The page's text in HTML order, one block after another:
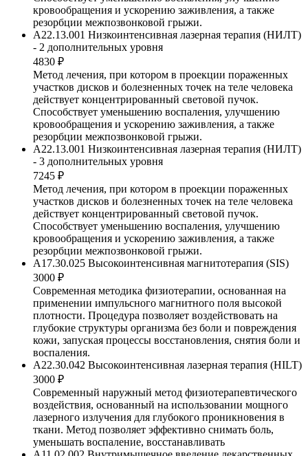
кровообращения и ускорению заживления, а также
резорбции межпозвонковой грыжи.
A22.13.001 Низкоинтенсивная лазерная терапия (НИЛТ)
- 2 дополнительных уровня
4830 ₽
Метод лечения, при котором в проекции пораженных
участков дисков и болезненных точек на теле человека
действует концентрированный световой пучок.
Способствует уменьшению воспаления, улучшению
кровообращения и ускорению заживления, а также
резорбции межпозвонковой грыжи.
A22.13.001 Низкоинтенсивная лазерная терапия (НИЛТ)
- 3 дополнительных уровня
7245 ₽
Метод лечения, при котором в проекции пораженных
участков дисков и болезненных точек на теле человека
действует концентрированный световой пучок.
Способствует уменьшению воспаления, улучшению
кровообращения и ускорению заживления, а также
резорбции межпозвонковой грыжи.
A17.30.025 Высокоинтенсивная магнитотерапия (SIS)
3000 ₽
Современная методика физиотерапии, основанная на
применении импульсного магнитного поля высокой
плотности. Процедура позволяет воздействовать на
глубокие структуры организма без боли и повреждения
кожи, запуская процессы восстановления, снятия боли и
воспаления.
А22.30.042 Высокоинтенсивная лазерная терапия (HILT)
3000 ₽
Современный наружный метод физиотерапевтического
воздействия, основанный на использовании мощного
лазерного излучения для глубокого проникновения в
ткани. Метод позволяет эффективно снимать боль,
уменьшать воспаление, восстанавливать